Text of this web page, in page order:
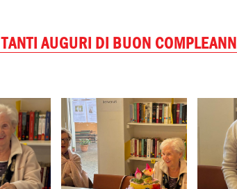
TANTI AUGURI DI BUON